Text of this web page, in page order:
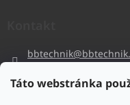
Táto webstránka
bbtechnik@